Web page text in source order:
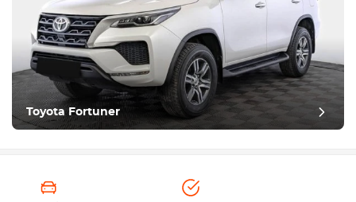
Toyota Fortuner